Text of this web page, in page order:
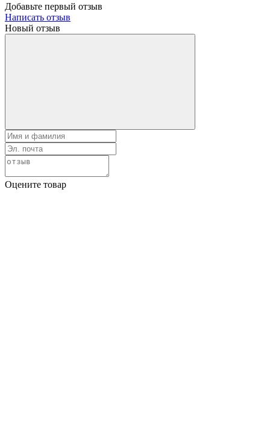
Добавьте первый отзыв
Написать отзыв
Новый отзыв
Оцените товар